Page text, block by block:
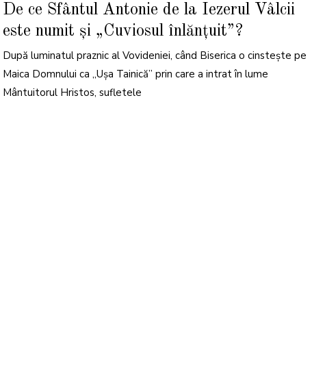
O
E
M
R
E
2
2
De ce Sfântul Antonie de la Iezerul Vâlcii
este numit și „Cuviosul înlănțuit”?
După luminatul praznic al Vovideniei, când Biserica o cinstește pe
Maica Domnului ca „Ușa Tainică” prin care a intrat în lume
Mântuitorul Hristos, sufletele